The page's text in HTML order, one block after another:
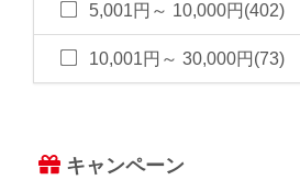
5,001円～ 10,000円(402)
10,001円～ 30,000円(73)
キャンペーン